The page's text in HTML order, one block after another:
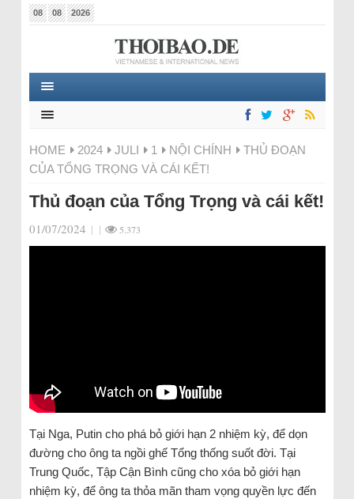
08 08 2026
HOME 2024 JULI 1 NỘI CHÍNH
THỦ ĐOẠN
CỦA TỔNG TRỌNG VÀ CÁI KẾT!
Thủ đoạn của Tổng Trọng và cái kết!
01/07/2024 | | 5.373
Tại Nga, Putin cho phá bỏ giới hạn 2 nhiệm kỳ, để dọn
đường cho ông ta ngồi ghế Tổng thống suốt đời. Tại
Trung Quốc, Tập Cận Bình cũng cho xóa bỏ giới hạn
nhiệm kỳ, để ông ta thỏa mãn tham vọng quyền lực đến